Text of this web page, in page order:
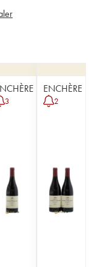
3
ENCHÈRE
2